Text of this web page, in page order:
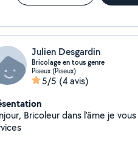
Julien Desgardin
Bricolage en tous genre
Piseux (Piseux)
5/5 (4 avis)
Bricoleur dans l'âme je